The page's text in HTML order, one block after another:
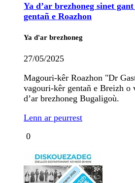
Ya d’ar brezhoneg sinet
gentañ e Roazhon
Ya d'ar brezhoneg
27/05/2025
Magouri-kêr Roazhon "Dr
vagouri-kêr gentañ e Breizh o
d’ar brezhoneg Bugaligoù.
Lenn ar peurrest
0